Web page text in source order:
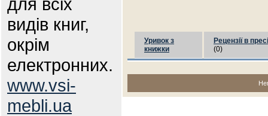
видів книг,
окрім
електронних.
www.vsi-
mebli.ua
Уривок з
книжки
Рецензії в пресі
(0)